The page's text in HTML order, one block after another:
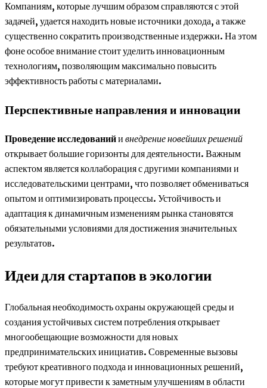
Компаниям, которые лучшим образом справляются с этой
задачей, удается находить новые источники дохода, а также
существенно сократить производственные издержки. На этом
фоне особое внимание стоит уделить инновационным
технологиям, позволяющим максимально повысить
эффективность работы с материалами.
Перспективные направления и инновации
Проведение исследованийи внедрение новейших решений
открывает большие горизонты для деятельности. Важным
аспектом является коллаборация с другими компаниями и
исследовательскими центрами, что позволяет обмениваться
опытом и оптимизировать процессы. Устойчивость и
адаптация к динамичным изменениям рынка становятся
обязательными условиями для достижения значительных
результатов.
Идеи для стартапов в экологии
Глобальная необходимость охраны окружающей среды и
создания устойчивых систем потребления открывает
многообещающие возможности для новых
предпринимательских инициатив. Современные вызовы
требуют креативного подхода и инновационных решений,
которые могут привести к заметным улучшениям в области